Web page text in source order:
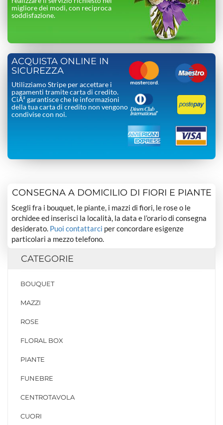
migliore dei modi, con reciproca
soddisfazione.
ACQUISTA ONLINE IN
SICUREZZA
Utilizziamo Stripe per accettare i
pagamenti tramite carta di credito.
CiÃ² garantisce che le informazioni
della tua carta di credito non vengono
condivise con noi.
CONSEGNA A DOMICILIO DI FIORI E PIANTE
Scegli fra i bouquet, le piante, i mazzi di fiori, le rose o le
orchidee ed inserisci la località, la data e l’orario di consegna
desiderato. Puoi contattarci per concordare esigenze
particolari a mezzo telefono.
CATEGORIE
BOUQUET
MAZZI
ROSE
FLORAL BOX
PIANTE
FUNEBRE
CENTROTAVOLA
CUORI